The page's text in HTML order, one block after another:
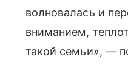
волновалась и
вниманием,
такой семьи», —